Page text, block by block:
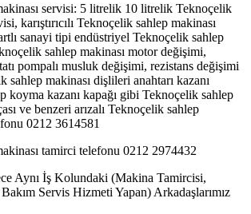
servisi: 5 litrelik 10 litrelik Teknoçelik
karıştırıcılı Teknoçelik sahlep makinası
sanayi tipi endüstriyel Teknoçelik sahlep
sahlep makinası motor değişimi,
pompalı musluk değişimi, rezistans değişimi
sahlep makinası dişlileri anahtarı kazanı
koyma kazanı kapağı gibi Teknoçelik sahlep
ve benzeri arızalı Teknoçelik sahlep
0212 3614581
tamirci telefonu 0212 2974432
Aynı İş Kolundaki (Makina Tamircisi,
Bakım Servis Hizmeti Yapan) Arkadaşlarımız